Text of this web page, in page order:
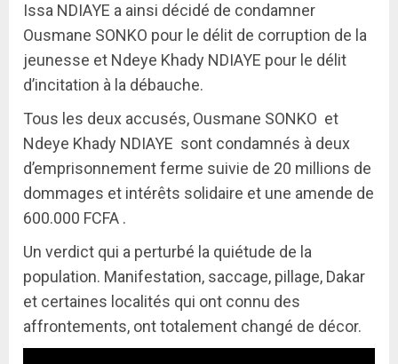
Issa NDIAYE a ainsi décidé de condamner
Ousmane SONKO pour le délit de corruption de la
jeunesse et Ndeye Khady NDIAYE pour le délit
d’incitation à la débauche.
Tous les deux accusés, Ousmane SONKO et
Ndeye Khady NDIAYE sont condamnés à deux
d’emprisonnement ferme suivie de 20 millions de
dommages et intérêts solidaire et une amende de
600.000 FCFA .
Un verdict qui a perturbé la quiétude de la
population. Manifestation, saccage, pillage, Dakar
et certaines localités qui ont connu des
affrontements, ont totalement changé de décor.